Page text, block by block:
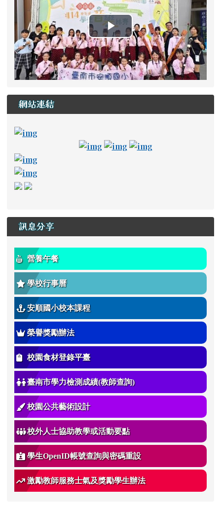
播
放
影
網站連結
ink to https://newstd.tn.edu.tw \_blank
link to https://newstd.tn.edu.tw \_blank
link to http://course.tn.edu.tw/
link to https://adl.edu.tw/
link to https://
link to https://
link to https://read.tn.edu.tw/ _blank
link to https://estdpassport.tn.edu.tw/
link to https://saaassessment.ntcu.edu.tw/
link to https://tbeerc.tn.edu.tw/ \_blank
訊息分享
營養午餐
學校行事曆
安順國小校本課程
榮譽獎勵辦法
校園食材登錄平臺
臺南市學力檢測成績(教師查詢)
校園公共藝術設計
校外人士協助教學或活動要點
學生OpenID帳號查詢與密碼重設
激勵教師服務士氣及獎勵學生辦法